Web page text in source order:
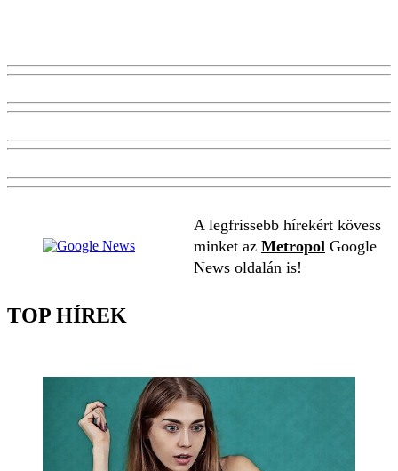
A legfrissebb hírekért kövess
minket az Metropol Google
News oldalán is!
TOP HÍREK